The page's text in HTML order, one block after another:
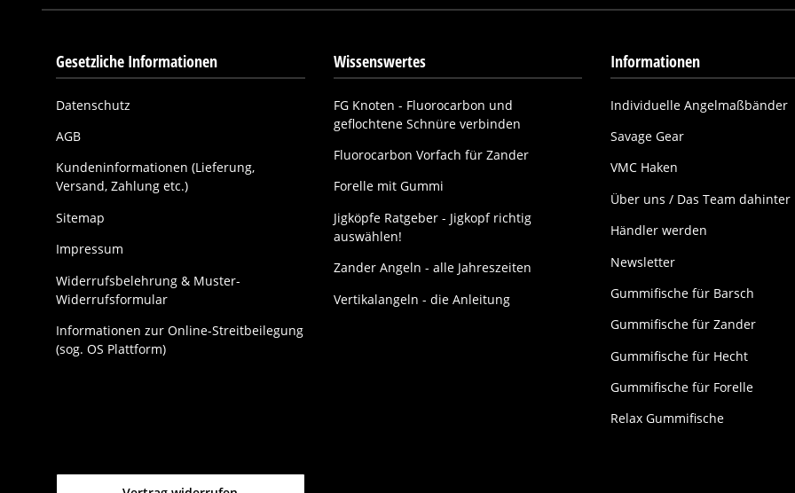
Gesetzliche Informationen
Datenschutz
AGB
Kundeninformationen (Lieferung,
Versand, Zahlung etc.)
Sitemap
Impressum
Widerrufsbelehrung & Muster-
Widerrufsformular
Informationen zur Online-Streitbeilegung
(sog. OS Plattform)
Wissenswertes
FG Knoten - Fluorocarbon und
geflochtene Schnüre verbinden
Fluorocarbon Vorfach für Zander
Forelle mit Gummi
Jigköpfe Ratgeber - Jigkopf richtig
auswählen!
Zander Angeln - alle Jahreszeiten
Vertikalangeln - die Anleitung
Informationen
Individuelle Angelmaßbänder
Savage Gear
VMC Haken
Über uns / Das Team dahinter
Händler werden
Newsletter
Gummifische für Barsch
Gummifische für Zander
Gummifische für Hecht
Gummifische für Forelle
Relax Gummifische